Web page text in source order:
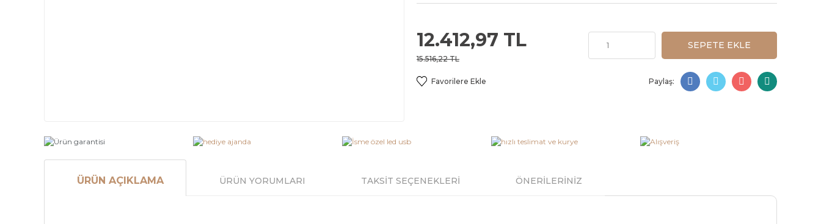
12.412,97 TL
15.516,22 TL
SEPETE EKLE
Paylaş:
ÜRÜN AÇIKLAMA ÜRÜN YORUMLARI TAKSİT SEÇENEKLERİ ÖNERİLERİNİZ